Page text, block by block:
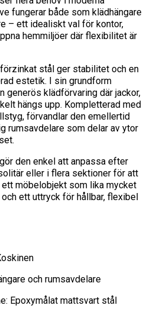
fungerar både som klädhängare
– ett idealiskt val för kontor,
hemmiljöer där flexibilitet är
stål ger stabilitet och en
estetik. I sin grundform
generös klädförvaring där jackor,
hängs upp. Kompletterad med
förvandlar den emellertid
rumsavdelare som delar av ytor
den enkel att anpassa efter
eller i flera sektioner för att
ett möbelobjekt som lika mycket
ett uttryck för hållbar, flexibel
och rumsavdelare
Epoxymålat mattsvart stål